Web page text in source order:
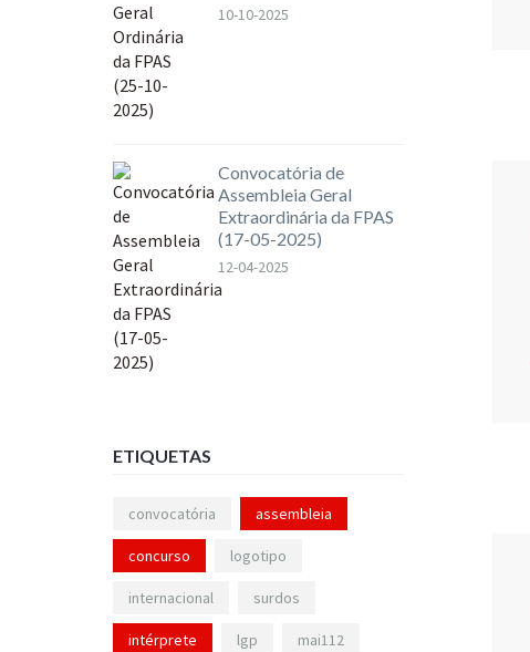
10-10-2025
Convocatória de
Assembleia Geral
Extraordinária da FPAS
(17-05-2025)
12-04-2025
ETIQUETAS
convocatória assembleia
concurso logotipo
internacional surdos
intérprete lgp mai112